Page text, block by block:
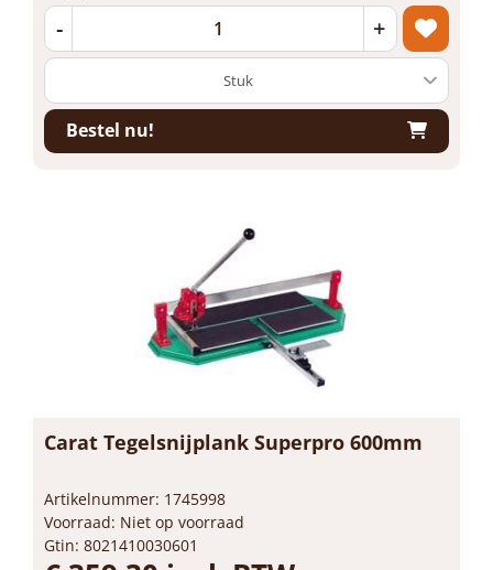
- +
Bestel nu!
Carat Tegelsnijplank Superpro 600mm
Artikelnummer: 1745998
Voorraad: Niet op voorraad
Gtin: 8021410030601